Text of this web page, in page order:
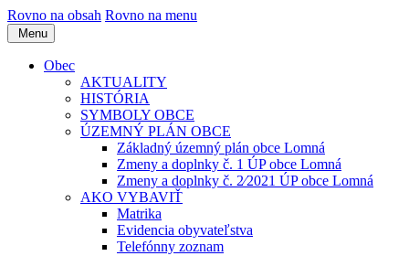
Rovno na obsah Rovno na menu
Menu
Obec
AKTUALITY
HISTÓRIA
SYMBOLY OBCE
ÚZEMNÝ PLÁN OBCE
Základný územný plán obce Lomná
Zmeny a doplnky č. 1 ÚP obce Lomná
Zmeny a doplnky č. 2⁄2021 ÚP obce Lomná
AKO VYBAVIŤ
Matrika
Evidencia obyvateľstva
Telefónny zoznam